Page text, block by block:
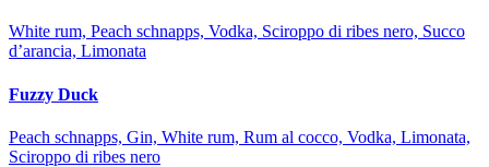
White rum, Peach schnapps, Vodka, Sciroppo di ribes nero, Succo
d’arancia, Limonata
Fuzzy Duck
Peach schnapps, Gin, White rum, Rum al cocco, Vodka, Limonata,
Sciroppo di ribes nero